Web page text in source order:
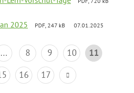
2025 PDF, 247 kB 07.01.2025
... 8 9 10
11
16 17